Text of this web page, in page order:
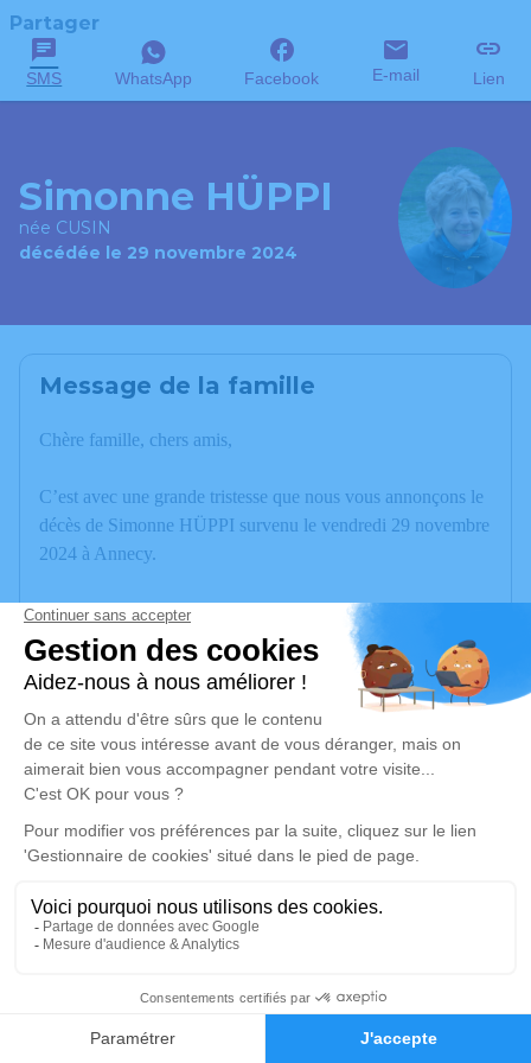
Faire-part Hommages
Partager
SMS WhatsApp Facebook E-mail Lien
Simonne HÜPPI
née CUSIN
décédée le 29 novembre 2024
Message de la famille
Chère famille, chers amis,
C’est avec une grande tristesse que nous vous annonçons le
décès de Simonne HÜPPI survenu le vendredi 29 novembre
2024 à Annecy.
Nous vous invitons à utiliser cet espace pour laisser vos
condoléances, partager des photos souvenirs, une anecdote
ou exprimer vos pensées à travers des poèmes ou des textes.
Cet endroit est un lieu d'expression dédié à honorer la
mémoire de Simonne HÜPPI.
Cérémonie
Eglise Saint-Christophe 22, Chemin des
Pressouds
Je rends hommage